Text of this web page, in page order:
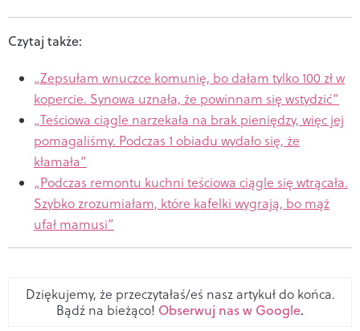
Czytaj także:
„Zepsułam wnuczce komunię, bo dałam tylko 100 zł w
kopercie. Synowa uznała, że powinnam się wstydzić”
„Teściowa ciągle narzekała na brak pieniędzy, więc jej
pomagaliśmy. Podczas 1 obiadu wydało się, że
kłamała”
„Podczas remontu kuchni teściowa ciągle się wtrącała.
Szybko zrozumiałam, które kafelki wygrają, bo mąż
ufał mamusi”
Dziękujemy, że przeczytałaś/eś nasz artykuł do końca.
Bądź na bieżąco! Obserwuj nas w Google.